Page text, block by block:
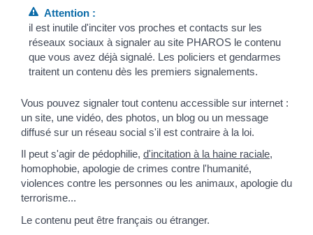
Attention :
il est inutile d'inciter vos proches et contacts sur les
réseaux sociaux à signaler au site PHAROS le contenu
que vous avez déjà signalé. Les policiers et gendarmes
traitent un contenu dès les premiers signalements.
Vous pouvez signaler tout contenu accessible sur internet :
un site, une vidéo, des photos, un blog ou un message
diffusé sur un réseau social s'il est contraire à la loi.
Il peut s'agir de pédophilie, d'incitation à la haine raciale,
homophobie, apologie de crimes contre l'humanité,
violences contre les personnes ou les animaux, apologie du
terrorisme...
Le contenu peut être français ou étranger.